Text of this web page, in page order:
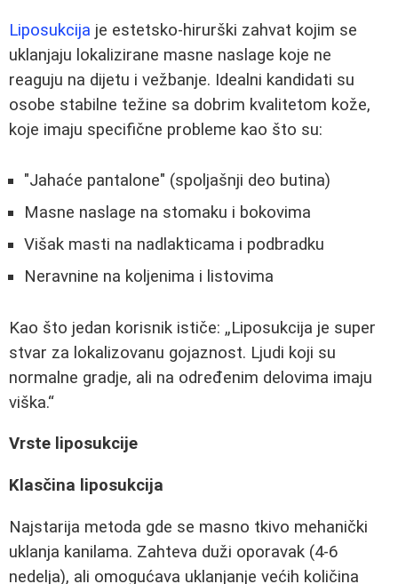
Liposukcija je estetsko-hirurški zahvat kojim se
uklanjaju lokalizirane masne naslage koje ne
reaguju na dijetu i vežbanje. Idealni kandidati su
osobe stabilne težine sa dobrim kvalitetom kože,
koje imaju specifične probleme kao što su:
"Jahaće pantalone" (spoljašnji deo butina)
Masne naslage na stomaku i bokovima
Višak masti na nadlakticama i podbradku
Neravnine na koljenima i listovima
Kao što jedan korisnik ističe:
Liposukcija je super
stvar za lokalizovanu gojaznost. Ljudi koji su
normalne gradje, ali na određenim delovima imaju
viška.
Vrste liposukcije
Klasčina liposukcija
Najstarija metoda gde se masno tkivo mehanički
uklanja kanilama. Zahteva duži oporavak (4-6
nedelja), ali omogućava uklanjanje većih količina